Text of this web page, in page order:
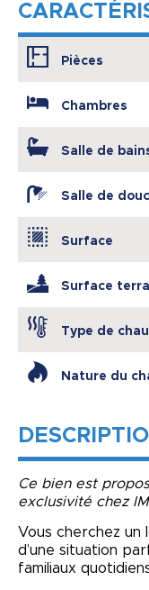
Pièces
Chambres
Salle de
Salle de
Surface
Surface
Type de
Nature du
Ce bien est
exclusivité chez
Vous cherchez
d’une situation
familiaux